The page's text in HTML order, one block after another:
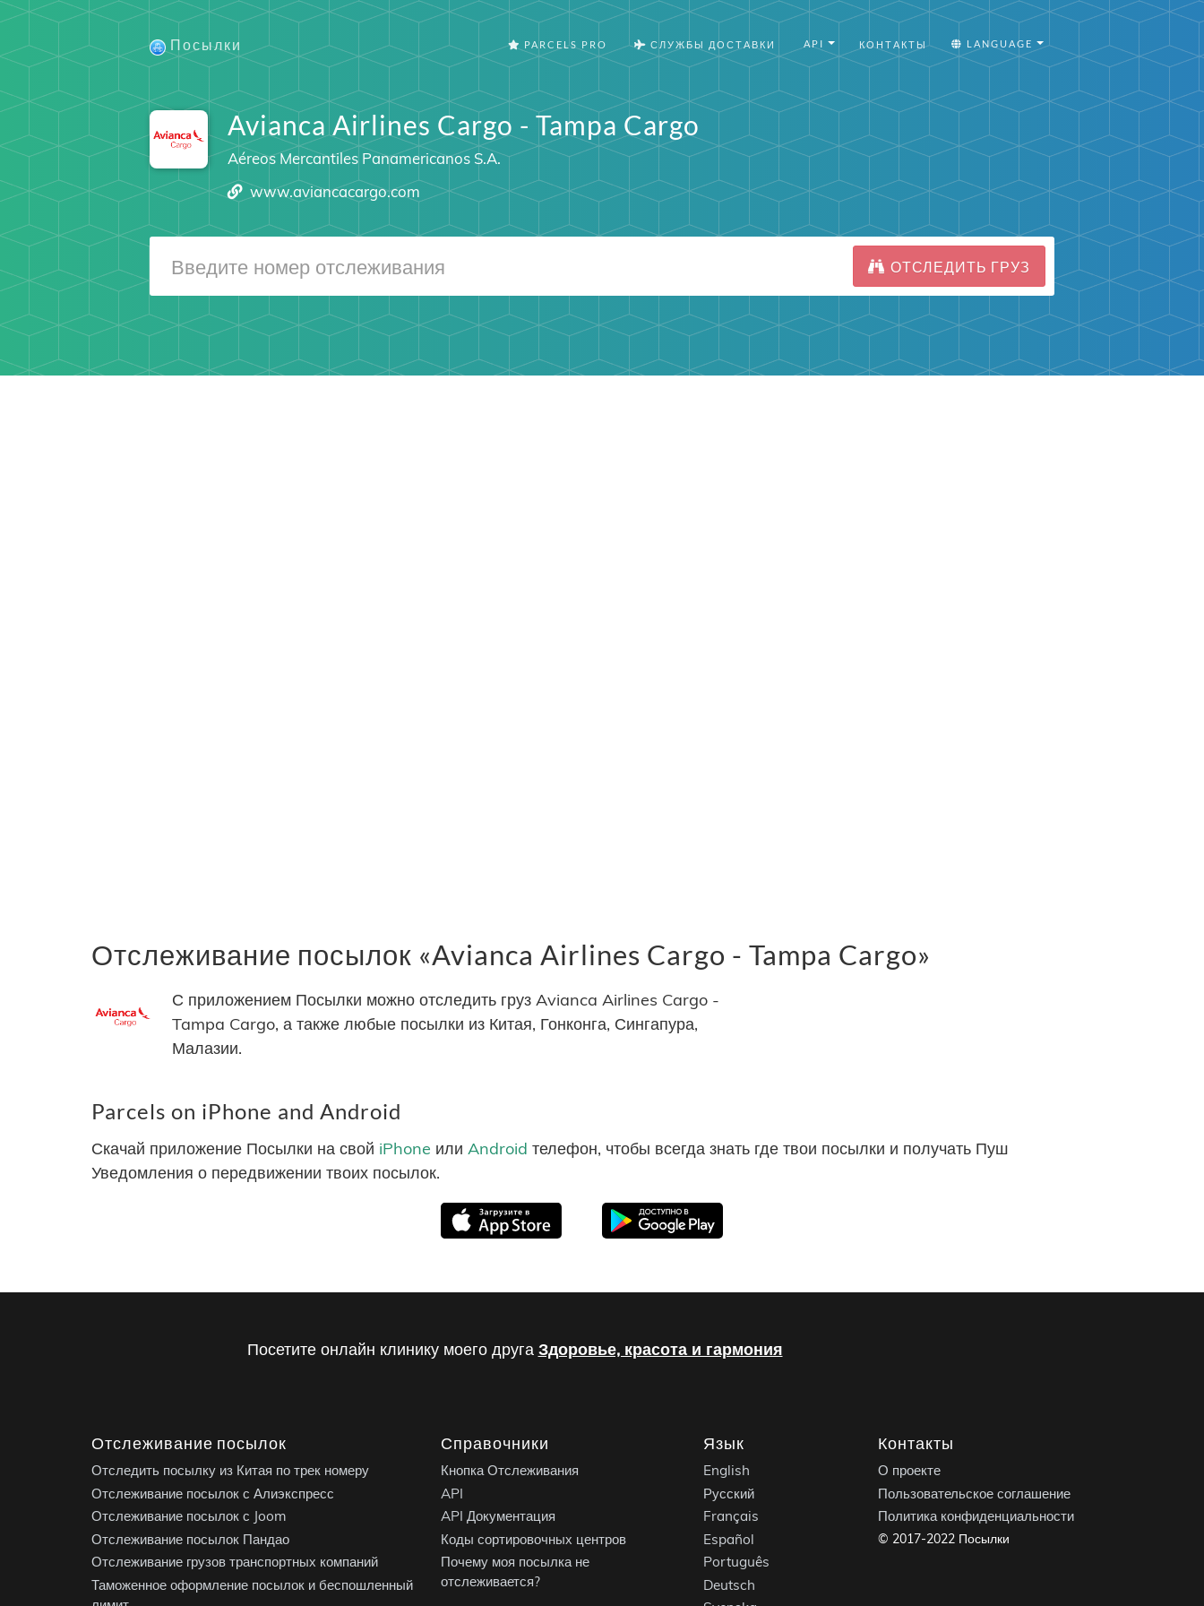
Посылки PARCELS PRO СЛУЖБЫ ДОСТАВКИ API КОНТАКТЫ LANGUAGE
Avianca Airlines Cargo - Tampa Cargo
Aéreos Mercantiles Panamericanos S.A.
www.aviancacargo.com
ОТСЛЕДИТЬ ГРУЗ
Отслеживание посылок «Avianca Airlines Cargo - Tampa Cargo»
С приложением Посылки можно отследить груз Avianca Airlines Cargo -
Tampa Cargo, а также любые посылки из Китая, Гонконга, Сингапура,
Малазии.
Parcels on iPhone and Android
Скачай приложение Посылки на свой iPhone или Android телефон, чтобы всегда знать где твои посылки и получать Пуш
Уведомления о передвижении твоих посылок.
Посетите онлайн клинику моего друга Здоровье, красота и гармония
Отслеживание посылок
Отследить посылку из Китая по трек номеру
Отслеживание посылок с Алиэкспресс
Отслеживание посылок с Joom
Отслеживание посылок Пандао
Отслеживание грузов транспортных компаний
Таможенное оформление посылок и беспошленный
Справочники
Кнопка Отслеживания
API
API Документация
Коды сортировочных центров
Почему моя посылка не
отслеживается?
Язык
English
Русский
Français
Español
Português
Deutsch
Контакты
О проекте
Пользовательское соглашение
Политика конфиденциальности
© 2017-2022 Посылки